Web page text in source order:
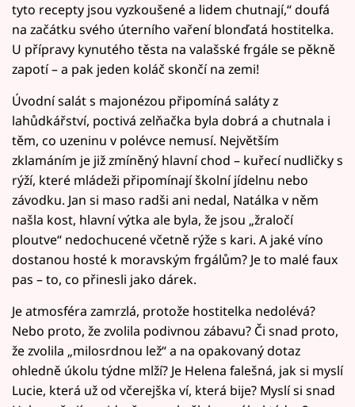
tyto recepty jsou vyzkoušené a lidem chutnají,“ doufá
na začátku svého úterního vaření blonďatá hostitelka.
U přípravy kynutého těsta na valašské frgále se pěkně
zapotí – a pak jeden koláč skončí na zemi!
Úvodní salát s majonézou připomíná saláty z
lahůdkářství, poctivá zelňačka byla dobrá a chutnala i
těm, co uzeninu v polévce nemusí. Největším
zklamáním je již zmíněný hlavní chod – kuřecí nudličky s
rýží, které mládeži připomínají školní jídelnu nebo
závodku. Jan si maso radši ani nedal, Natálka v něm
našla kost, hlavní výtka ale byla, že jsou „žraločí
ploutve“ nedochucené včetně rýže s kari. A jaké víno
dostanou hosté k moravským frgálům? Je to malé faux
pas – to, co přinesli jako dárek.
Je atmosféra zamrzlá, protože hostitelka nedolévá?
Nebo proto, že zvolila podivnou zábavu? Či snad proto,
že zvolila „milosrdnou lež“ a na opakovaný dotaz
ohledně úkolu týdne mlží? Je Helena falešná, jak si myslí
Lucie, která už od včerejška ví, která bije? Myslí si snad